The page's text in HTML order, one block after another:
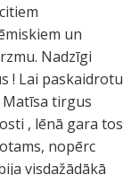
un
Nadzīgi
! Lai paskaidrotu
Matīsa tirgus
, lēnā gara tos
nopērc
visdažādākā